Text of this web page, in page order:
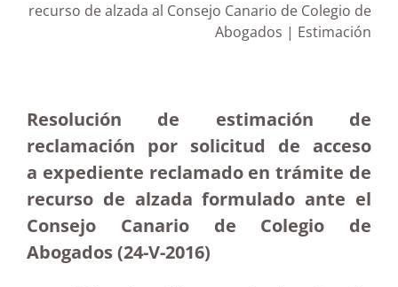
recurso de alzada al Consejo Canario de Colegio de
Abogados | Estimación
Resolución de estimación de
reclamación por solicitud de acceso
a expediente reclamado en trámite de
recurso de alzada formulado ante el
Consejo Canario de Colegio de
Abogados (24-V-2016)